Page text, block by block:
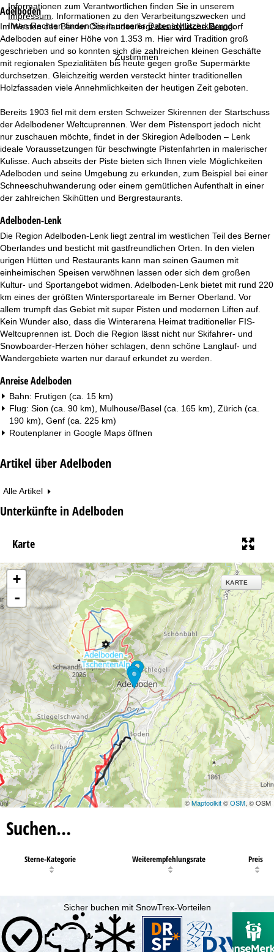
Informationen zum Verantwortlichen finden Sie in unserem
Impressum . Informationen zu den Verarbeitungszwecken und
Ihren Rechten finden Sie in unsererDatenschutzerklärung.
Zustimmen
r
t
e
i
t
e
Adelboden
Im Westen des Berner Oberlandes liegt das idyllische Bergdorf
Adelboden auf einer Höhe von 1.353 m. Hier wird Tradition groß
geschrieben und so konnten sich die zahlreichen kleinen Geschäfte
mit regionalen Spezialitäten bis heute gegen große Supermärkte
durchsetzen. Gleichzeitig werden versteckt hinter traditionellen
Holzfassaden viele Annehmlichkeiten der heutigen Zeit geboten.
Bereits 1903 fiel mit dem ersten Schweizer Skirennen der Startschuss
der Adelbodener Weltcuprennen. Wer dem Pistensport jedoch nicht
nur zuschauen möchte, findet in der Skiregion Adelboden – Lenk
ideale Voraussetzungen für beschwingte Pistenfahrten in malerischer
Kulisse. Auch abseits der Piste bieten sich Ihnen viele Möglichkeiten
Adelboden und seine Umgebung zu erkunden, zum Beispiel bei einer
Schneeschuhwanderung oder einem gemütlichen Aufenthalt in einer
der zahlreichen Skihütten und Bergrestaurants.
Adelboden-Lenk
Die Region Adelboden-Lenk liegt zentral im westlichen Teil des Berner
Oberlandes und besticht mit gastfreundlichen Orten. In den vielen
urigen Hütten und Restaurants kann man seinen Gaumen mit
einheimischen Speisen verwöhnen lassen oder sich dem großen
Kultur- und Sportangebot widmen. Adelboden-Lenk bietet mit rund 220
km eines der größten Wintersportareale im Berner Oberland. Vor
allem trumpft das Gebiet mit super Pisten und modernen Liften auf.
Kein Wunder also, dass die Winterarena Heimat traditioneller FIS-
Weltcuprennen ist. Doch die Region lässt nicht nur Skifahrer- und
Snowboarder-Herzen höher schlagen, denn schöne Langlauf- und
Wandergebiete warten nur darauf erkundet zu werden.
Anreise Adelboden
Bahn: Frutigen (ca. 15 km)
Flug: Sion (ca. 90 km), Mulhouse/Basel (ca. 165 km), Zürich (ca.
190 km), Genf (ca. 225 km)
Routenplaner in Google Maps öffnen
Artikel über Adelboden
Alle Artikel
Unterkünfte in Adelboden
Karte
+
-
KARTE
©Maptoolkit©OSM, © OSM
Suchen…
Sterne-Kategorie Weiterempfehlungsrate Preis
Sicher buchen mit SnowTrex-Vorteilen